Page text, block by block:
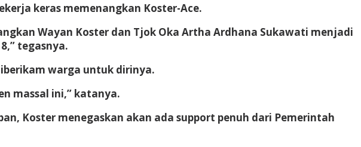
keras memenangkan Koster-Ace.
Wayan Koster dan Tjok Oka Artha Ardhana Sukawati menjadi
tegasnya.
warga untuk dirinya.
massal ini,” katanya.
Koster menegaskan akan ada support penuh dari Pemerintah